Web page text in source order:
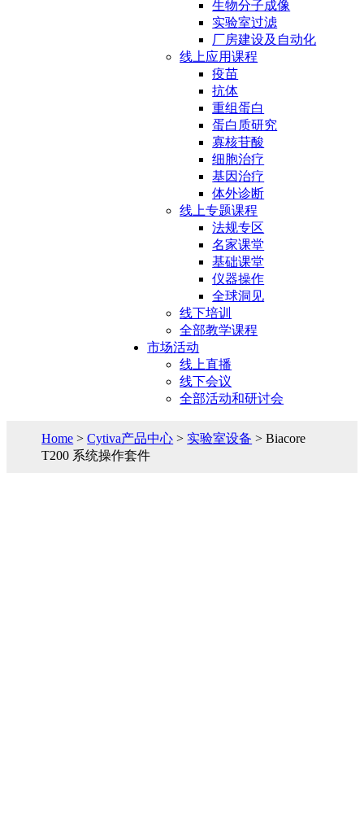
生物分子成像
实验室过滤
厂房建设及自动化
线上应用课程
疫苗
抗体
重组蛋白
蛋白质研究
寡核苷酸
细胞治疗
基因治疗
体外诊断
线上专题课程
法规专区
名家课堂
基础课堂
仪器操作
全球洞见
线下培训
全部教学课程
市场活动
线上直播
线下会议
全部活动和研讨会
Home >Cytiva产品中心 > 实验室设备 > Biacore
T200 系统操作套件